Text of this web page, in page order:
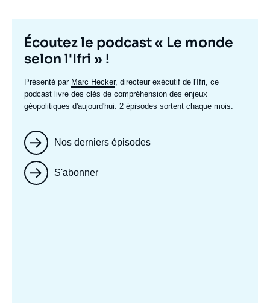
Titre
mis
en
avant
Écoutez le podcast « Le monde
selon l'Ifri » !
Texte
accroche
Présenté par Marc Hecker, directeur exécutif de l'Ifri, ce
podcast livre des clés de compréhension des enjeux
géopolitiques d'aujourd'hui. 2 épisodes sortent chaque mois.
Nos derniers épisodes
S'abonner